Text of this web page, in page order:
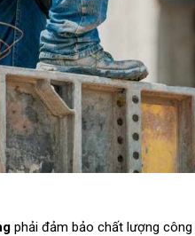
phải đảm bảo chất lượng